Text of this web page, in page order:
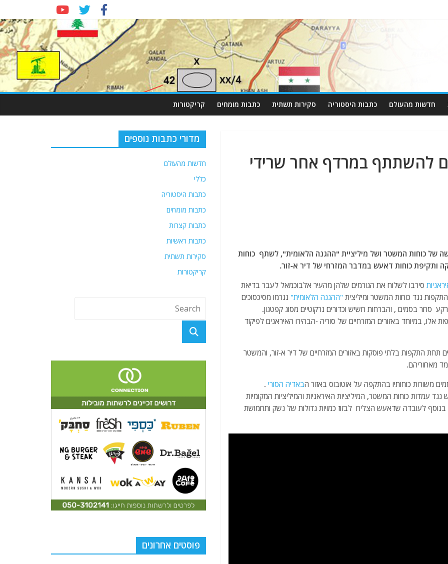
חדשות מהעולם כתבות היסטוריה סקירות תשתית כתבות מומחים קריקטורות
להשתתף במרדף אחר שרידי
של כוחות המשטר ושל מיליציית "ההגנה הלאומית", לשתף כוחות
ותקיפת כוחות דאעש במדבר המזרחי של דיר א-זור.
סירבו לשלוח את הגורמים שלהן מהעיר אלבוכמאל לעבר בדיאת
נגד כוחות המשטר ומיליצית "ההגנה הלאומית" נגרמו מסיכסוכים
סחר בסמים , והברחות חשיש וכדורים נרקוטיים מסוג קפטגון.
אלו, במיוחד באזורים המזרחיים של סוריה -הבהירו האיראנים לפיקוד
תחת התקפות בלתי פוסקות באזורים המזרחיים של דיר א-זור, והמשטר
מאחוריהם.
באדיה הסורי .
כוחות המשטר, המיליציות האיראניות והמיליציות המקומיות
בנוסף לעובדה שדאעש הצליח לבזוז כמויות גדולות של נשק ותחמושת
מדורי כתבות נוספים
חדשות מהעולם
כללי
כתבות היסטוריה
כתבות מומחים
כתבות קצרות
כתבות ראשיות
סקירות תשתית
קריקטורות
פוסטים אחרונים